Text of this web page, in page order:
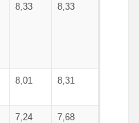
8,33 8,33
8,01 8,31
7,24 7,68